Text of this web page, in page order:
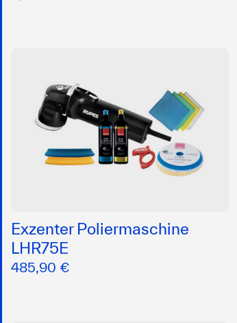
Exzenter Poliermaschine
LHR75E
485,90 €